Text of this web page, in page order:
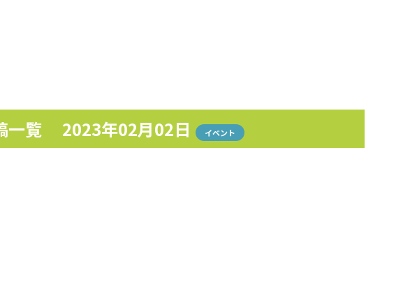
一覧 2023年02月02日 イベント